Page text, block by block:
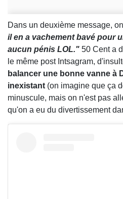
Dans un deuxième message,
il en a vachement bavé pour
aucun pénis LOL." 50 Cent a
le même post Intsagram,
balancer une bonne vanne à
inexistant (on imagine que ça
minuscule, mais on n'est pas
qu'on a eu du divertissement